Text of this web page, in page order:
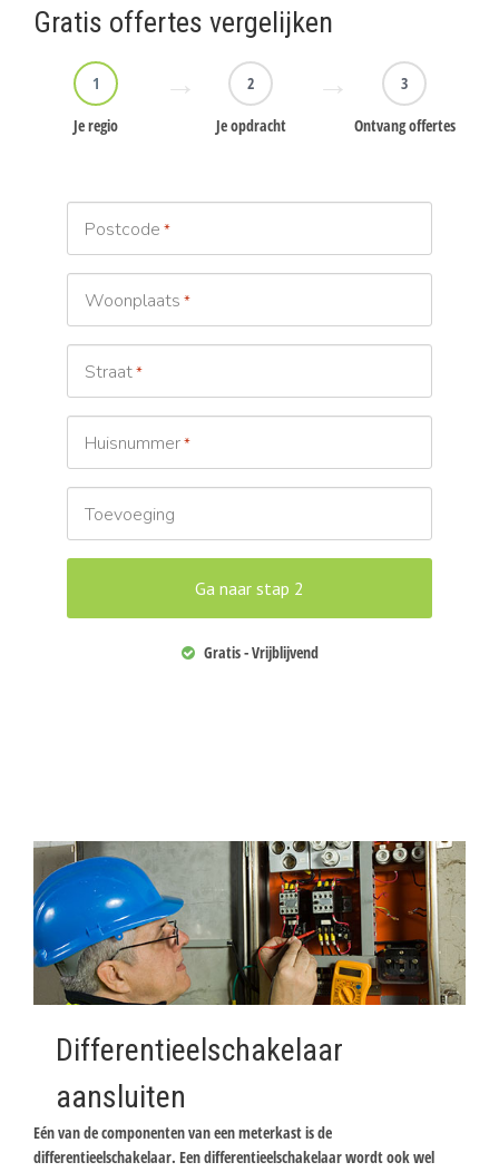
Gratis offertes vergelijken
1
Je regio
2
Je opdracht
3
Ontvang offertes
Postcode *
Woonplaats *
Straat*
Huisnummer*
Toevoeging
Gratis - Vrijblijvend
Differentieelschakelaar
aansluiten
Eén van de componenten van een meterkast is de
differentieelschakelaar. Een differentieelschakelaar wordt ook wel